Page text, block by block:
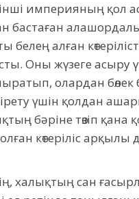
империяның қол
бастаған
белең алған
Оны жүзеге асыру
олардан бөлек
үшін қолдан
бәріне төзіп
көтеріліс арқылы
халықтың сан